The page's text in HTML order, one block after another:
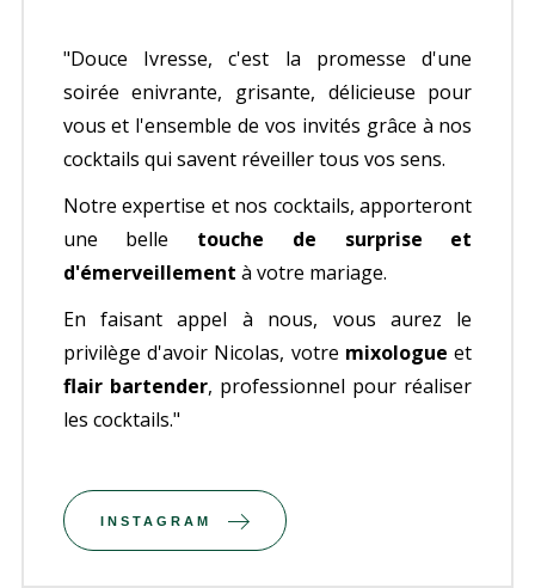
"Douce Ivresse, c'est la promesse d'une
soirée enivrante, grisante, délicieuse pour
vous et l'ensemble de vos invités grâce à nos
cocktails qui savent réveiller tous vos sens.
Notre expertise et nos cocktails, apporteront
une belle touche de surprise et
d'émerveillement à votre mariage.
En faisant appel à nous, vous aurez le
privilège d'avoir Nicolas, votre mixologue et
flair bartender, professionnel pour réaliser
les cocktails."
INSTAGRAM